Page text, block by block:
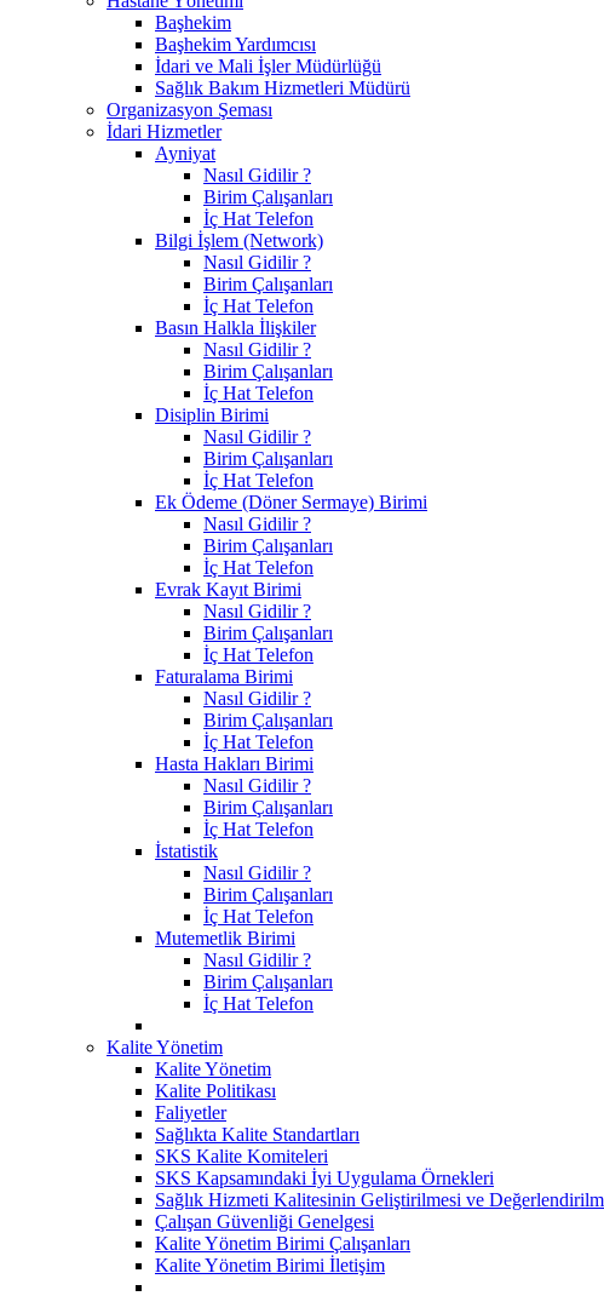
Başhekim
Başhekim Yardımcısı
İdari ve Mali İşler Müdürlüğü
Sağlık Bakım Hizmetleri Müdürü
Organizasyon Şeması
İdari Hizmetler
Ayniyat
Nasıl Gidilir ?
Birim Çalışanları
İç Hat Telefon
Bilgi İşlem (Network)
Nasıl Gidilir ?
Birim Çalışanları
İç Hat Telefon
Basın Halkla İlişkiler
Nasıl Gidilir ?
Birim Çalışanları
İç Hat Telefon
Disiplin Birimi
Nasıl Gidilir ?
Birim Çalışanları
İç Hat Telefon
Ek Ödeme (Döner Sermaye) Birimi
Nasıl Gidilir ?
Birim Çalışanları
İç Hat Telefon
Evrak Kayıt Birimi
Nasıl Gidilir ?
Birim Çalışanları
İç Hat Telefon
Faturalama Birimi
Nasıl Gidilir ?
Birim Çalışanları
İç Hat Telefon
Hasta Hakları Birimi
Nasıl Gidilir ?
Birim Çalışanları
İç Hat Telefon
İstatistik
Nasıl Gidilir ?
Birim Çalışanları
İç Hat Telefon
Mutemetlik Birimi
Nasıl Gidilir ?
Birim Çalışanları
İç Hat Telefon
Kalite Yönetim
Kalite Yönetim
Kalite Politikası
Faliyetler
Sağlıkta Kalite Standartları
SKS Kalite Komiteleri
SKS Kapsamındaki İyi Uygulama Örnekleri
Sağlık Hizmeti Kalitesinin Geliştirilmesi ve
Çalışan Güvenliği Genelgesi
Kalite Yönetim Birimi Çalışanları
Kalite Yönetim Birimi İletişim